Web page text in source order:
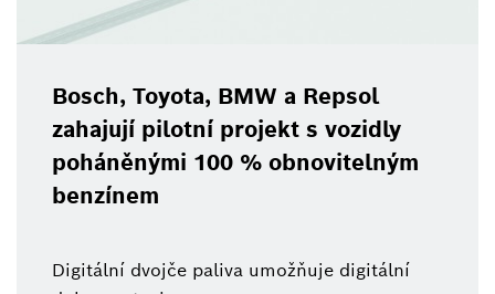
Bosch, Toyota, BMW a Repsol
zahajují pilotní projekt s vozidly
poháněnými 100 % obnovitelným
benzínem
Digitální dvojče paliva umožňuje digitální